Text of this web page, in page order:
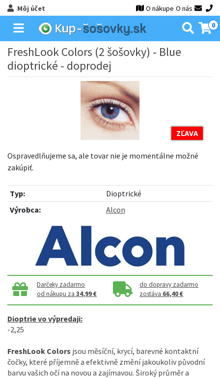
Môj účet O nákupe O nás
0
FreshLook Colors (2 šošovky) - Blue
dioptrické - doprodej
ZĽAVA
Ospravedlňujeme sa, ale tovar nie je momentálne možné
zakúpiť.
Typ:
Dioptrické
Výrobca:
Alcon
Darčeky zadarmo
od nákupu za34,99 €
do dopravy zadarmo
zostáva 66,40 €
Dioptrie vo výpredaji:
-2,25
FreshLook Colors jsou měsíční, krycí, barevné kontaktní
čočky, které příjemně a efektivně změní jakoukoliv původní
barvu vašich očí na novou a zajímavou. Široký průměr a